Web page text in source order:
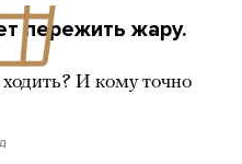
пережить жару.
И кому точно